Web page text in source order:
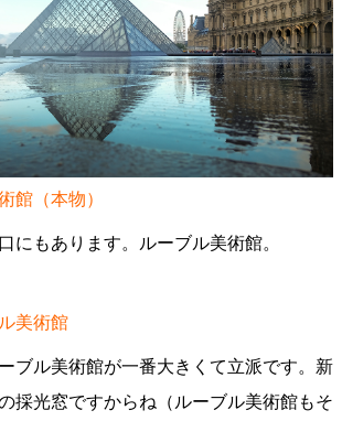
館（本物）
にもあります。ルーブル美術館。
美術館
ブル美術館が一番大きくて立派です。新
採光窓ですからね（ルーブル美術館もそ